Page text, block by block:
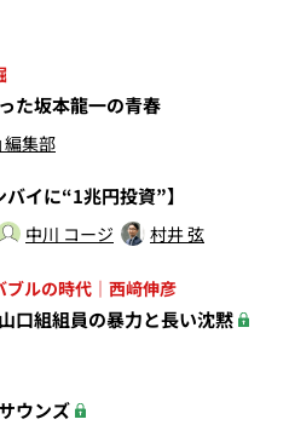
た坂本龍一の青春
編集部
バイに“1兆円投資”】
中川 コージ 村井 弦
ブルの時代｜西﨑伸彦
口組組員の暴力と長い沈黙
ウンズ